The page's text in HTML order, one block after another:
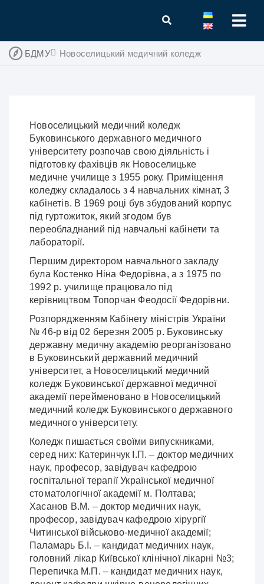
БДМУ Новоселицький медичний коледж
Новоселицький медичний коледж
Буковинського державного медичного
університету розпочав свою діяльність і
підготовку фахівців як Новоселицьке
медичне училище з 1955 року. Приміщення
коледжу складалось з 4 навчальних кімнат, 3
кабінетів. В 1969 році був збудований корпус
під гуртожиток, який згодом був
переобладнаний під навчальні кабінети та
лабораторії.
Першим директором навчального закладу
була Костенко Ніна Федорівна, а з 1975 по
1992 р. училище працювало під
керівництвом Топорчан Феодосії Федорівни.
Розпорядженням Кабінету міністрів України
№ 46-р від 02 березня 2005 р. Буковинську
державну медичну академію реорганізовано
в Буковинський державний медичний
університет, а Новоселицький медичний
коледж Буковинської державної медичної
академії перейменовано в Новоселицький
медичний коледж Буковинського державного
медичного університету.
Коледж пишається своїми випускниками,
серед них: Катеринчук І.П. – доктор медичних
наук, професор, завідувач кафедрою
госпітальної терапії Української медичної
стоматологічної академії м. Полтава;
Хасанов В.М. – доктор медичних наук,
професор, завідувач кафедрою хірургії
Читинської військово-медичної академії;
Паламарь Б.І. – кандидат медичних наук,
головний лікар Київської клінічної лікарні №3;
Перепичка М.П. – кандидат медичних наук,